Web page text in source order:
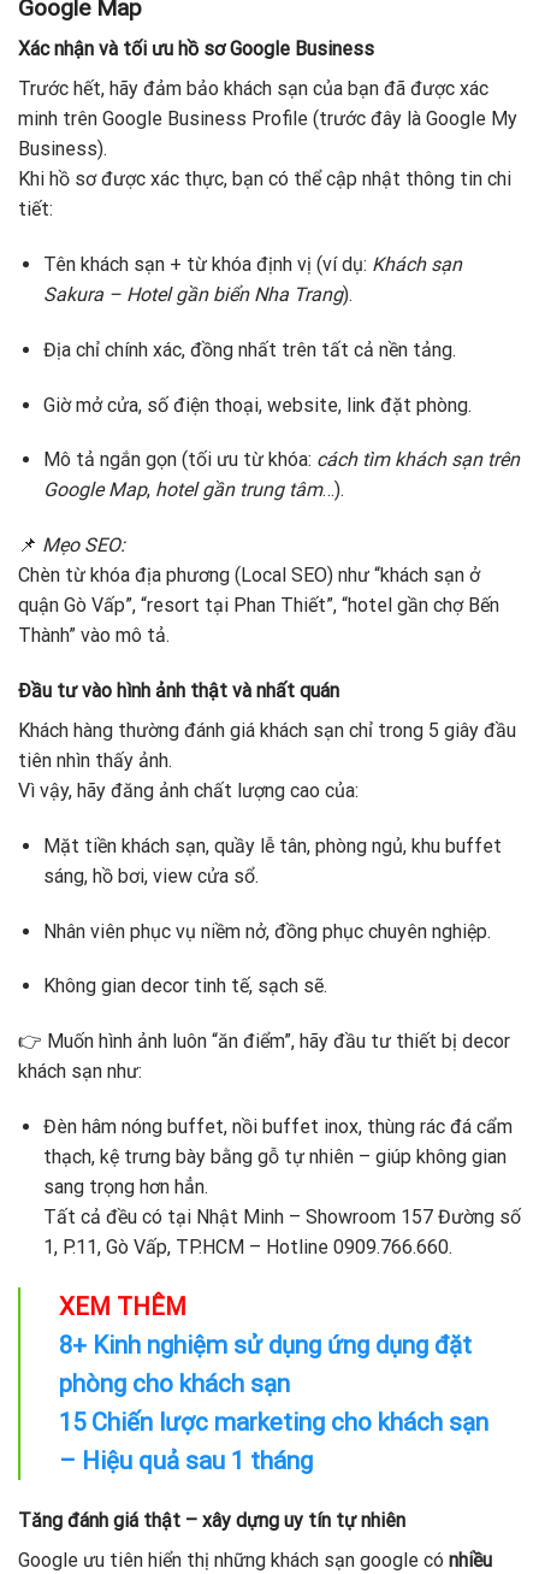
Google Map
Xác nhận và tối ưu hồ sơ Google Business
Trước hết, hãy đảm bảo khách sạn của bạn đã được xác
minh trên Google Business Profile (trước đây là Google My
Business).
Khi hồ sơ được xác thực, bạn có thể cập nhật thông tin chi
tiết:
Tên khách sạn + từ khóa định vị (ví dụ: Khách sạn
Sakura – Hotel gần biển Nha Trang).
Địa chỉ chính xác, đồng nhất trên tất cả nền tảng.
Giờ mở cửa, số điện thoại, website, link đặt phòng.
Mô tả ngắn gọn (tối ưu từ khóa: cách tìm khách sạn trên
Google Map, hotel gần trung tâm…).
📌 Mẹo SEO:
Chèn từ khóa địa phương (Local SEO) như “khách sạn ở
quận Gò Vấp”, “resort tại Phan Thiết”, “hotel gần chợ Bến
Thành” vào mô tả.
Đầu tư vào hình ảnh thật và nhất quán
Khách hàng thường đánh giá khách sạn chỉ trong 5 giây đầu
tiên nhìn thấy ảnh.
Vì vậy, hãy đăng ảnh chất lượng cao của:
Mặt tiền khách sạn, quầy lễ tân, phòng ngủ, khu buffet
sáng, hồ bơi, view cửa sổ.
Nhân viên phục vụ niềm nở, đồng phục chuyên nghiệp.
Không gian decor tinh tế, sạch sẽ.
👉 Muốn hình ảnh luôn “ăn điểm”, hãy đầu tư thiết bị decor
khách sạn như:
Đèn hâm nóng buffet, nồi buffet inox, thùng rác đá cẩm
thạch, kệ trưng bày bằng gỗ tự nhiên – giúp không gian
sang trọng hơn hẳn.
Tất cả đều có tại Nhật Minh – Showroom 157 Đường số
1, P.11, Gò Vấp, TP.HCM – Hotline 0909.766.660.
XEM THÊM
8+ Kinh nghiệm sử dụng ứng dụng đặt
phòng cho khách sạn
15 Chiến lược marketing cho khách sạn
– Hiệu quả sau 1 tháng
Tăng đánh giá thật – xây dựng uy tín tự nhiên
Google ưu tiên hiển thị những khách sạn google có nhiều